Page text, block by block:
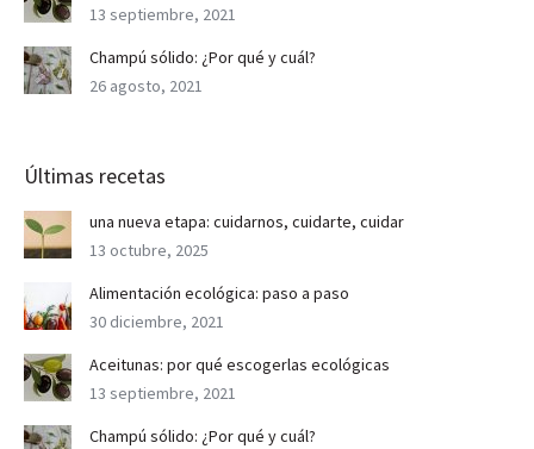
13 septiembre, 2021
Champú sólido: ¿Por qué y cuál?
26 agosto, 2021
Últimas recetas
una nueva etapa: cuidarnos, cuidarte, cuidar
13 octubre, 2025
Alimentación ecológica: paso a paso
30 diciembre, 2021
Aceitunas: por qué escogerlas ecológicas
13 septiembre, 2021
Champú sólido: ¿Por qué y cuál?